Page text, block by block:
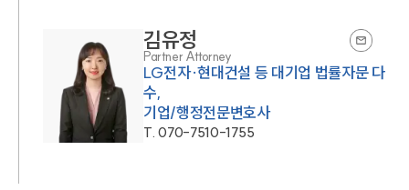
김유정
Partner Attorney
LG전자·현대건설 등 대기업 법률자문 다
수,
기업/행정전문변호사
T.070-7510-1755